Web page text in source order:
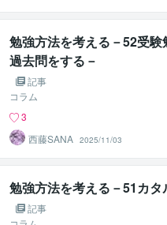
勉強方法を考える－52受験
過去問をする－
記事
コラム
3
西藤SANA 2025/11/03
勉強方法を考える－51カタ
記事